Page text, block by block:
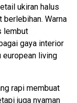
ukiran halus
Warna
lembut
gaya interior
european living
rapi membuat
juga nyaman